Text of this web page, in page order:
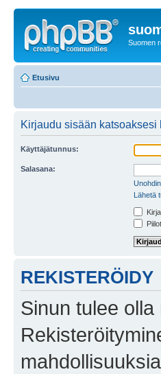
Suomen
Etusivu
Kirjaudu sisään
Käyttäjätunnus:
Salasana:
Lähetä
REKISTERÖIDY
Sinun tulee